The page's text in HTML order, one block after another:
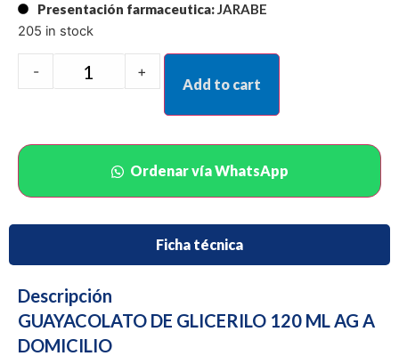
Presentación farmaceutica:JARABE
205 in stock
- +
Add to cart
Ordenar vía WhatsApp
Ficha técnica
Descripción
GUAYACOLATO DE GLICERILO 120 ML AG A
DOMICILIO